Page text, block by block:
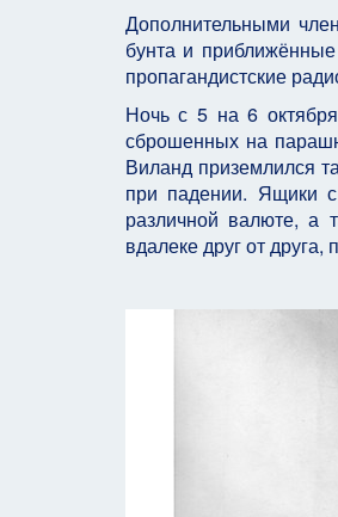
Дополнительными
бунта и
пропагандистские
Ночь с 5 на 6
сброшенных на
Виланд приземлился
при падении. Ящики
различной валюте, а
вдалеке друг от